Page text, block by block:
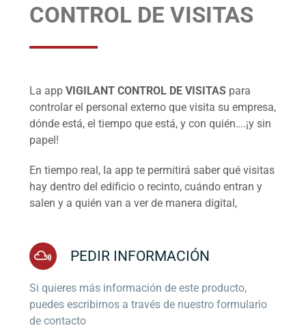
CONTROL DE VISITAS
La appVIGILANT CONTROL DE VISITASpara
controlar el personal externo que visita su empresa,
dónde está, el tiempo que está, y con quién….¡y sin
papel!
En tiempo real, la app te permitirá saber qué visitas
hay dentro del edificio o recinto, cuándo entran y
salen y a quién van a ver de manera digital,
PEDIR INFORMACIÓN
Si quieres más información de este producto,
puedes escribirnos a través de nuestro formulario
de contacto